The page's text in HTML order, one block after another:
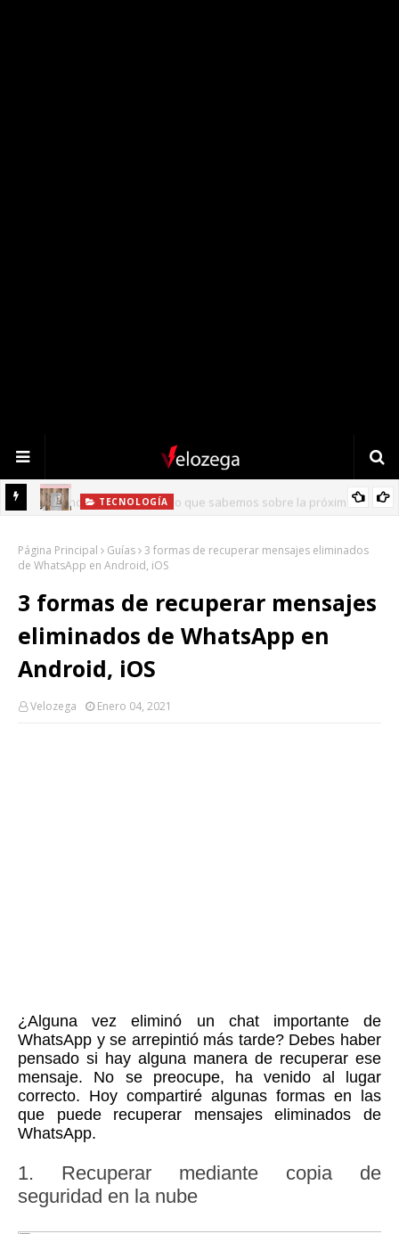
TECNOLOGÍA
Página Principal Guías 3 formas de recuperar mensajes eliminados
de WhatsApp en Android, iOS
3 formas de recuperar mensajes
eliminados de WhatsApp en
Android, iOS
Velozega Enero 04, 2021
¿Alguna vez eliminó un chat importante de
WhatsApp y se arrepintió más tarde? Debes haber
pensado si hay alguna manera de recuperar ese
mensaje. No se preocupe, ha venido al lugar
correcto. Hoy compartiré algunas formas en las
que puede recuperar mensajes eliminados de
WhatsApp.
1. Recuperar mediante copia de
seguridad en la nube